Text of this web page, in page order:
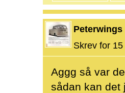
Peterwings
Skrev for
Aggg så var
sådan kan det